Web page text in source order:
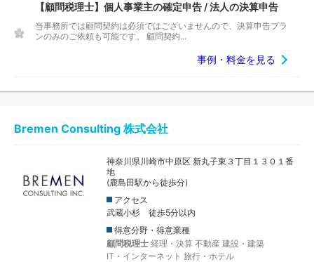
【顧問税理士】個人事業主の確定申告 / 法人の決算申告
当事務所では顧問契約は必須ではございませんので、決算申告プラ
ンのみのご依頼も可能です。 顧問契約...
事例・料金を見る
Bremen Consulting 株式会社
神奈川県川崎市中原区 新丸子東３丁目１３０１番
地
(鹿島田駅から徒歩分)
アクセス
武蔵小杉 徒歩5分以内
得意分野・得意業種
顧問税理士 経理・決算 不動産 建設・建築
IT・インターネット 旅行・ホテル